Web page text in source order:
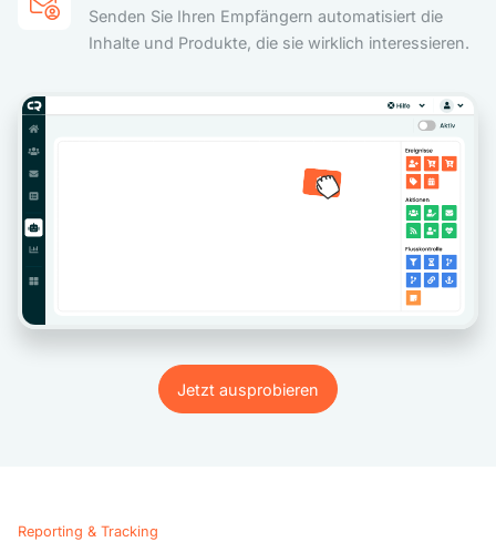
Senden Sie Ihren Empfängern automatisiert die
Inhalte und Produkte, die sie wirklich interessieren.
Jetzt ausprobieren
Jetzt ausprobieren
Reporting & Tracking